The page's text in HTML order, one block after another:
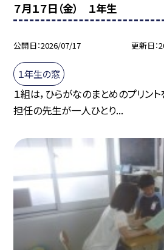
７月１７日（金） １年生
公開日 2026/07/17 更新日
１年生の窓
１組は，ひらがなのまとめのプリント
担任の先生が一人ひとり...